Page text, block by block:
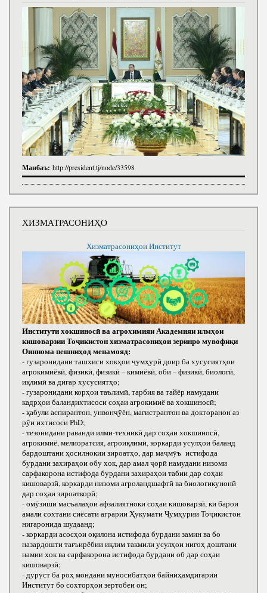
Манбаъ: http://president.tj/node/33598
ХИЗМАТРАСОНИҲО
Хизматрасониҳои Институт
Институти хокшиносӣ ва агрохимияи Академияи илмҳои
кишоварзии Тоҷикистон хизматрасониҳои зеринро мувофиқи
Оиннома пешниҳод менамояд:
- гузаронидани ташхиси хокҳои ҷумҳурӣ доир ба хусусиятҳои
агрокимиёвӣ, физикӣ, физикӣ – кимиёвӣ, оби – физикӣ, биологӣ,
иқлимӣ ва дигар хусусиятҳо;
- гузаронидани корҳои таълимӣ, тарбия ва тайёр намудани
кадрҳои баландихтисоси соҳаи агрокимиё ва хокшиносӣ;
- қабули аспирантон, унвонҷӯён, магистрантон ва докторанон аз
рӯи ихтисоси РhD;
- тезонидани раванди илми-техникӣ дар соҳаи хокшиносӣ,
агрокимиё, мелиоратсия, агроиқлимӣ, коркарди усулҳои баланд
бардоштани ҳосилнокии зироатҳо, дар маҷмӯъ истифода
бурдани захираҳои обу хок, дар амал ҷорӣ намудани низоми
сарфакорона истифода бурдани захираҳои табии дар соҳаи
кишоварзӣ, коркарди низоми агроландшафтӣ ва биологикунонӣ
дар соҳаи зироаткорӣ;
- омӯзиши масъалаҳои афзалиятноки соҳаи кишоварзӣ, ки барои
амали сохтани сиёсати аграрии Ҳукумати Ҷумҳурии Тоҷикистон
нигаронида шудаанд;
- коркарди асосҳои оқилона истифода бурдани замин ва бо
назардошти тағъирёбии иқлим такмили усулҳои нигоҳ доштани
намии хок ва сарфакорона истифода бурдани об дар соҳаи
кишоварзӣ;
- дуруст ба роҳ мондани муносибатҳои байниҳамдигарии
Институт бо сохторҳои зертобеи он;